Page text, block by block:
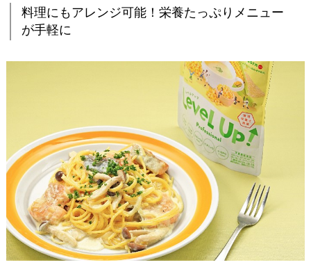
回
答
※
料
理
に
も
ア
レ
ン
料理にもアレンジ可能！栄養たっぷりメニュー
が手軽に